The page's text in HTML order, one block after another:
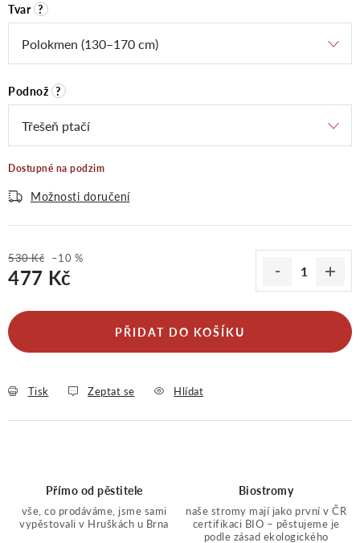
Tvar ?
Podnož ?
Dostupné na podzim
Možnosti doručení
530 Kč –10 %
477 Kč
PŘIDAT DO KOŠÍKU
Tisk Zeptat se Hlídat
Přímo od pěstitele
vše, co prodáváme, jsme sami
vypěstovali v Hruškách u Brna
Biostromy
naše stromy mají jako první v ČR
certifikaci BIO – pěstujeme je
podle zásad ekologického